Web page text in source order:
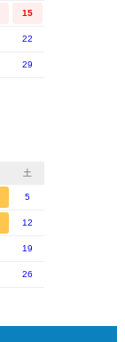
15
22
29
土
5
12
19
26